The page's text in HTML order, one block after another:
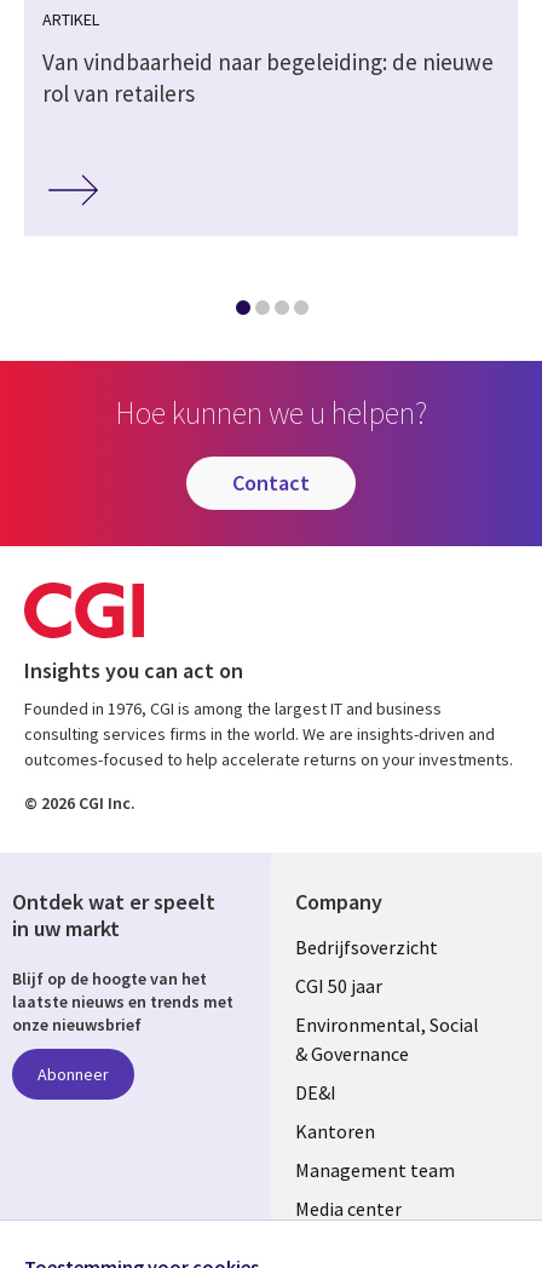
ARTIKEL
Van vindbaarheid naar begeleiding: de nieuwe
rol van retailers
Hoe kunnen we u helpen?
contact
Insights you can act on
Founded in 1976, CGI is among the largest IT and business
consulting services firms in the world. We are insights-driven and
outcomes-focused to help accelerate returns on your investments.
© 2026 CGI Inc.
Company
Useful
links
NETHERLANDS
Bedrijfsoverzicht
CGI 50 jaar
Environmental, Social
& Governance
DE&I
Kantoren
Management team
Media center
Ontdek wat er speelt
in uw markt
Blijf op de hoogte van het
laatste nieuws en trends met
onze nieuwsbrief
Abonneer